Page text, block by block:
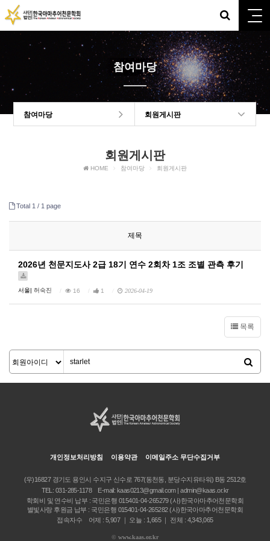
참여마당
참여마당 회원게시판
회원게시판
HOME 참여마당 회원게시판
Total 1 / 1 page
제목
2026년 천문지도사 2급 18기 연수 2회차 1조 조별 관측 후기
서울| 허숙진 16 1 2026-04-19
목록
개인정보처리방침 이용약관 이메일주소 무단수집거부
(우)16827 경기도 용인시 수지구 신수로 767(동천동, 분당수지유타워) B동 2512호
TEL: 031-285-1178 E-mail: kaas0213@gmail.com | admin@kaas.or.kr
학회비 및 연수비 납부 : 국민은행 015401-04-265279 (사)한국아마추어천문학회
별빛사랑 후원금 납부 : 국민은행 015401-04-265282 (사)한국아마추어천문학회
접속자수 어제 : 5,907 ｜ 오늘 : 1,665 ｜ 전체 : 4,343,065
© www.kaas.or.kr